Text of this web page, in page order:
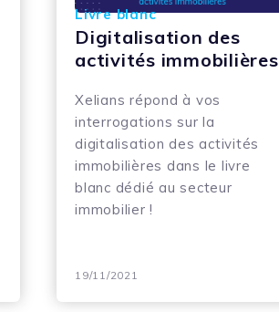
Livre blanc
Digitalisation des
activités immobilières
Xelians répond à vos
interrogations sur la
digitalisation des activités
immobilières dans le livre
blanc dédié au secteur
immobilier !
19/11/2021